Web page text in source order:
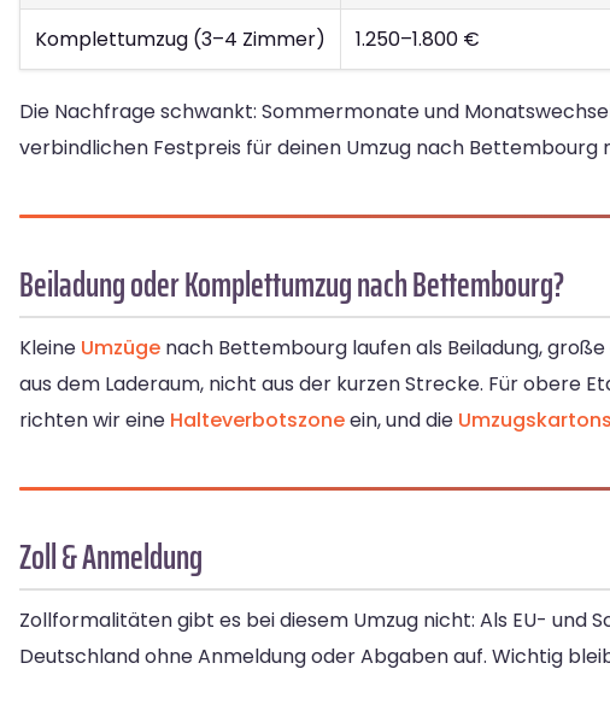
Komplettumzug (3–4 Zimmer) 1.250–1.800 €
Die Nachfrage schwankt: Sommermonate und
verbindlichen Festpreis für deinen Umzug nach
Beiladung oder Komplettumzug nach Bettembourg?
Kleine Umzüge nach Bettembourg laufen als Beiladung,
aus dem Laderaum, nicht aus der kurzen Strecke. Für obere
richten wir eine Halteverbotszoneein, und die Umzugskartons
Zoll & Anmeldung
Zollformalitäten gibt es bei diesem Umzug nicht: Als EU- und
Deutschland ohne Anmeldung oder Abgaben auf. Wichtig